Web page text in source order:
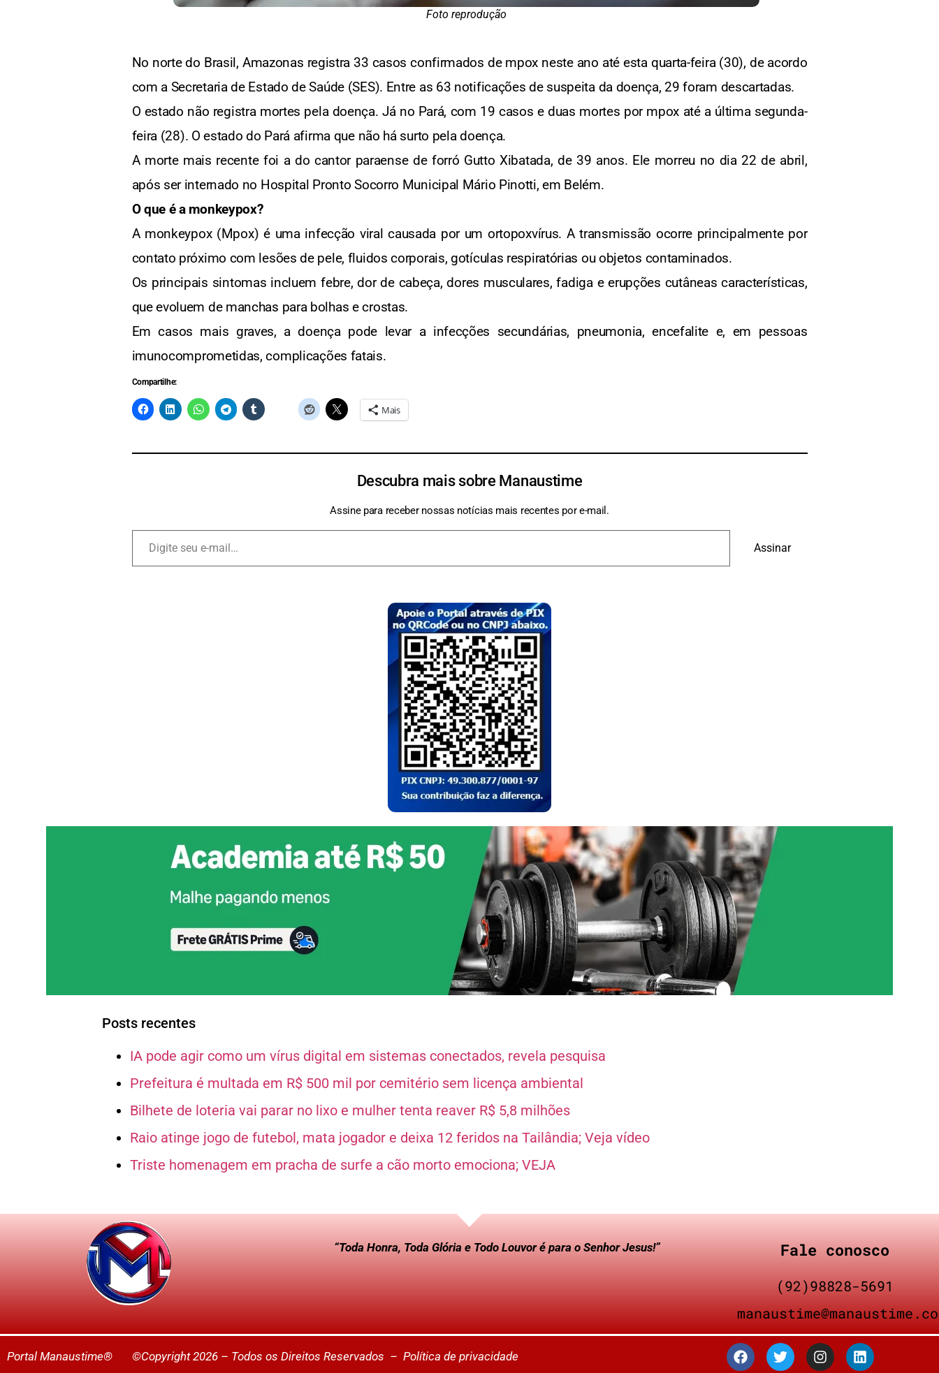
Foto reprodução
No norte do Brasil, Amazonas registra 33 casos confirmados de mpox neste ano até esta quarta-feira (30), de acordo
com a Secretaria de Estado de Saúde (SES). Entre as 63 notificações de suspeita da doença, 29 foram descartadas.
O estado não registra mortes pela doença. Já no Pará, com 19 casos e duas mortes por mpox até a última segunda-
feira (28). O estado do Pará afirma que não há surto pela doença.
A morte mais recente foi a do cantor paraense de forró Gutto Xibatada, de 39 anos. Ele morreu no dia 22 de abril,
após ser internado no Hospital Pronto Socorro Municipal Mário Pinotti, em Belém.
O que é a monkeypox?
A monkeypox (Mpox) é uma infecção viral causada por um ortopoxvírus. A transmissão ocorre principalmente por
contato próximo com lesões de pele, fluidos corporais, gotículas respiratórias ou objetos contaminados.
Os principais sintomas incluem febre, dor de cabeça, dores musculares, fadiga e erupções cutâneas características,
que evoluem de manchas para bolhas e crostas.
Em casos mais graves, a doença pode levar a infecções secundárias, pneumonia, encefalite e, em pessoas
imunocomprometidas, complicações fatais.
Compartilhe:
Mais
Descubra mais sobre Manaustime
Assine para receber nossas notícias mais recentes por e-mail.
Assinar
Posts recentes
IA pode agir como um vírus digital em sistemas conectados, revela pesquisa
Prefeitura é multada em R$ 500 mil por cemitério sem licença ambiental
Bilhete de loteria vai parar no lixo e mulher tenta reaver R$ 5,8 milhões
Raio atinge jogo de futebol, mata jogador e deixa 12 feridos na Tailândia; Veja vídeo
Triste homenagem em pracha de surfe a cão morto emociona; VEJA
“Toda Honra, Toda Glória e Todo Louvor é para o Senhor Jesus!” Fale conosco
(92)98828-5691
Portal Manaustime® ©Copyright 2026 – Todos os Direitos Reservados – Política de privacidade